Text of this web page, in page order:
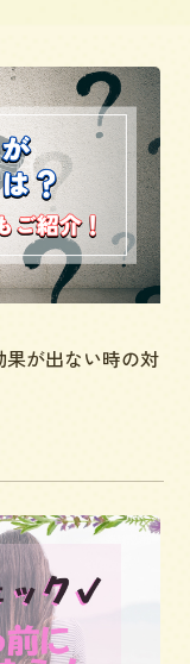
果が出ない時の対